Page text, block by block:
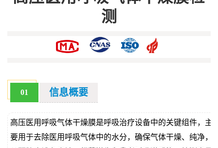
测
01 信息概要
高压医用呼吸气体干燥膜是呼吸治疗设备中的关键组件，主
要用于去除医用呼吸气体中的水分，确保气体干燥、纯净，
伪